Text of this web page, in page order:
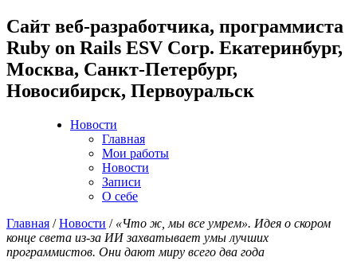
Cайт веб-разработчика, программиста
Ruby on Rails ESV Corp. Екатеринбург,
Москва, Санкт-Петербург,
Новосибирск, Первоуральск
Новости
Главная
Мои работы
Новости
Записи
О себе
Главная /Новости / «Что ж, мы все умрем». Идея о скором
конце света из-за ИИ захватывает умы лучших
программистов. Они дают миру всего два года